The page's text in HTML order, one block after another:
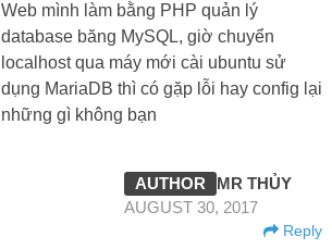
Web mình làm bằng PHP quản lý
database băng MySQL, giờ chuyển
localhost qua máy mới cài ubuntu sử
dụng MariaDB thì có gặp lỗi hay config lại
những gì không bạn
MR THỦY
AUGUST 30, 2017
Reply